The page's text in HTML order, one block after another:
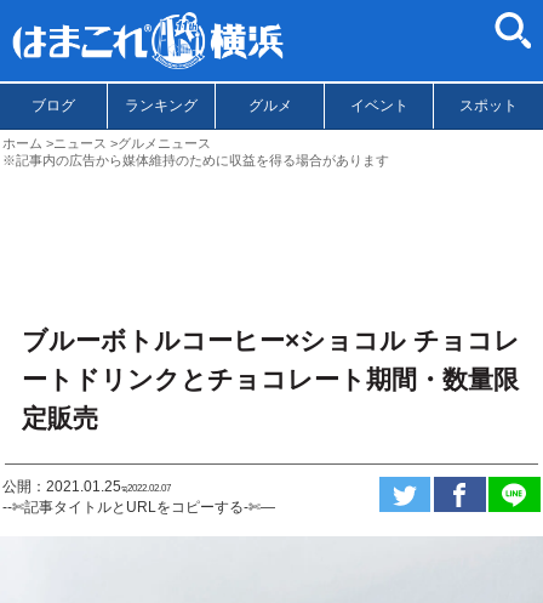
ブログ ランキング グルメ イベント スポット
ホーム ニュース
グルメニュース
※記事内の広告から媒体維持のために収益を得る場合があります
ブルーボトルコーヒー×ショコル チョコレ
ートドリンクとチョコレート期間・数量限
定販売
公開：2021.01.25ಇ2022.02.07
--✄記事タイトルとURLをコピーする-✄—